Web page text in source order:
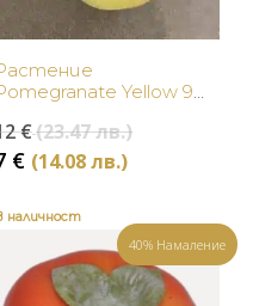
Yellow 9
€(23.47 лв.)Original
(23.47
лв.).
€ (14.08 лв.)Текущата
7 €
(14.08
лв.).
наличност
40% Намаление